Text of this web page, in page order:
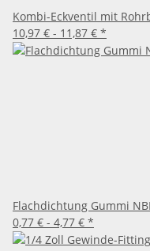
Kombi-Eckventil mit
10,97 € - 11,87 € *
Flachdichtung Gummi
0,77 € - 4,77 € *